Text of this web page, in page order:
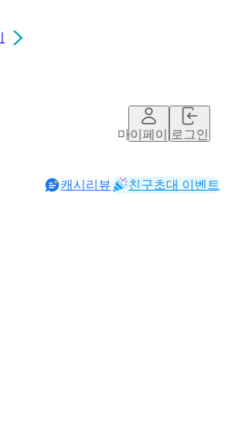
마이페이지로그인
캐시리뷰 친구초대 이벤트